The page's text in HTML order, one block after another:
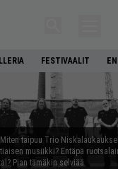
FESTIVAALIT
Miten taipuu Trio
musiikki? Entäpä
Pian tämäkin selviää